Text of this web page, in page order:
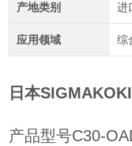
产地类别 进
应用领域 综
日本
产品型号C30-